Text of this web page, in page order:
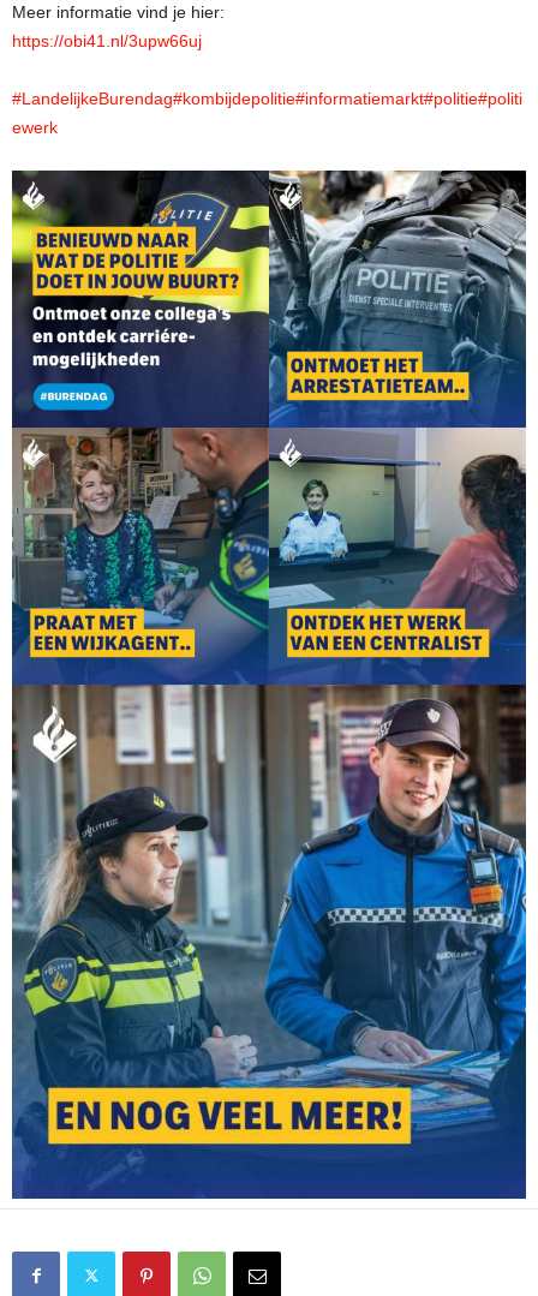
Meer informatie vind je hier:
https://obi41.nl/3upw66uj
#LandelijkeBurendag#kombijdepolitie#informatiemarkt#politie#politi
ewerk